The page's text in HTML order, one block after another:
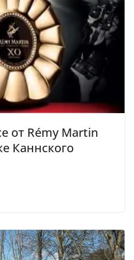
от Rémy Martin
Каннского